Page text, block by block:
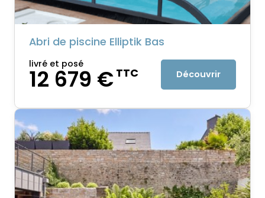
Abri de piscine Elliptik Bas
livré et posé
12 679 €TTC Découvrir